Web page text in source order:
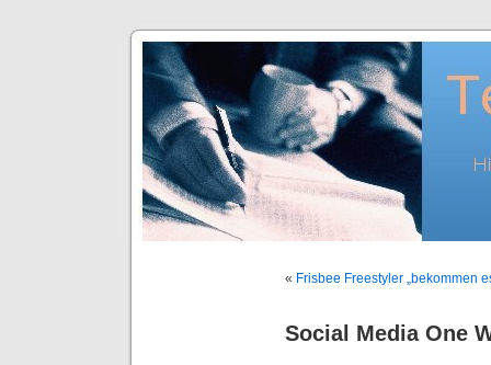
« Frisbee Freestyler „bekommen
Social Media One